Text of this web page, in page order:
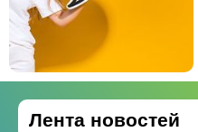
Лента новостей